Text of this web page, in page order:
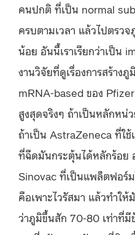
คนปกติ ที่เป็น normal
ครบตามเวลา แล้วไปตรว
น้อย อันนี้เราเรียกว่าเป็น
งานวิจัยที่ดูเรื่องการสร้าง
mRNA-based ของ
สูงสุดจริงๆ ถ้าเป็นหลักห
ถ้าเป็น AstraZeneca ที่ใ
ที่ฉีดมันกระตุ้นได้หลักร้อย
Sinovac ที่เป็นแพล็ตฟอร์
คือเพาะไวรัสมา แล้วทำใ
ว่าภูมิขึ้นสัก 70-80 เท่าที่มี